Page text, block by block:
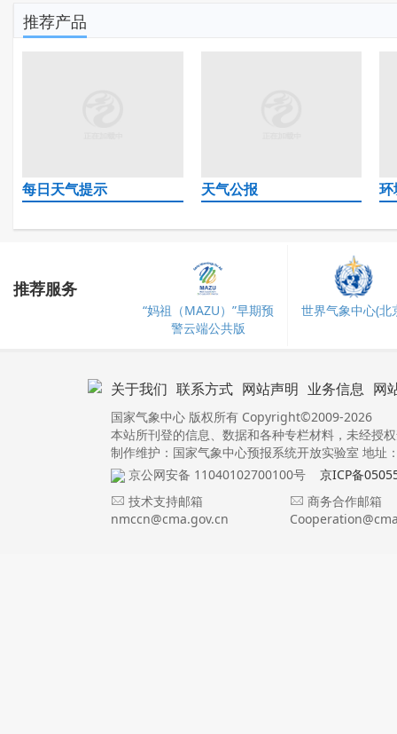
推荐产品
每日天气提示 天气公报
推荐服务
“妈祖（MAZU）”早期预
警云端公共版
世界气象中心(北
关于我们 联系方式 网站声明 业务信息 网
国家气象中心 版权所有 Copyright©2009-2026
本站所刊登的信息、数据和各种专栏材料，未经授
制作维护：国家气象中心预报系统开放实验室 地址
京公网安备 11040102700100号
京ICP备
技术支持邮箱
nmccn@cma.gov.cn
商务合作邮箱